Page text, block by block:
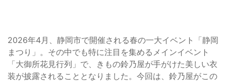
2026年4月、静岡市で開催される春の一大イベント「静岡
まつり」。その中でも特に注目を集めるメインイベント
「大御所花見行列」で、きもの鈴乃屋が手がけた美しい衣
装が披露されることとなりました。今回は、鈴乃屋がこの